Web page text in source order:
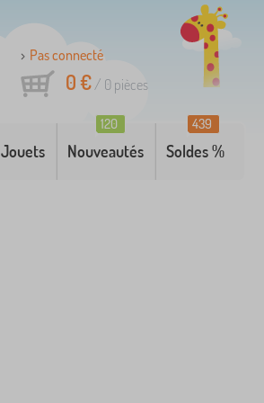
Pas connecté
0 €/ 0 pièces
Jouets Nouveautés
120
Soldes %
439